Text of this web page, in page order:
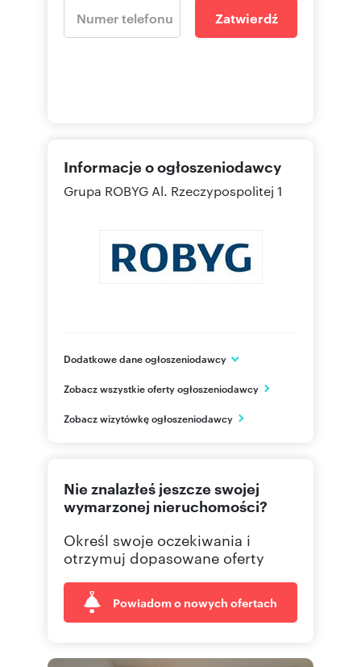
Zatwierdź
Informacje o ogłoszeniodawcy
Grupa ROBYG Al. Rzeczypospolitej 1
Dodatkowe dane ogłoszeniodawcy
Al. Rzeczypospolitej 1
mazowieckie
(22) 4 Pokaż fax
Zobacz wszystkie oferty ogłoszeniodawcy
Zobacz wizytówkę ogłoszeniodawcy
Nie znalazłeś jeszcze swojej
wymarzonej nieruchomości?
Określ swoje oczekiwania i
otrzymuj dopasowane oferty
Powiadom o nowych ofertach